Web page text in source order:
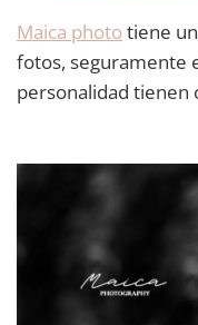
Maica phototiene
fotos, seguramente
personalidad tienen